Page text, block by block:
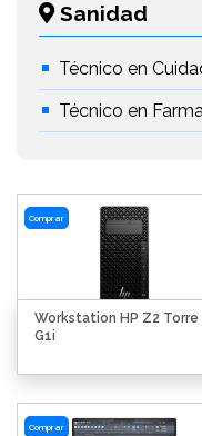
Sanidad
Técnico en
Técnico en
Comprar
Workstation HP Z2 Torre
G1i
Comprar